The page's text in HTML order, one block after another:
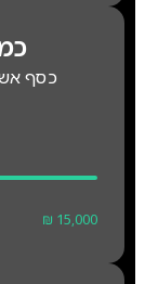
כסף
₪ 15,000